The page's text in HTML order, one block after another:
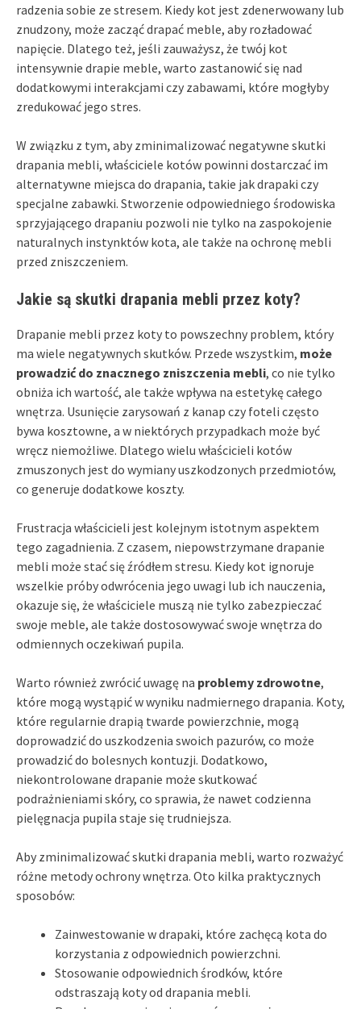
radzenia sobie ze stresem. Kiedy kot jest zdenerwowany lub
znudzony, może zacząć drapać meble, aby rozładować
napięcie. Dlatego też, jeśli zauważysz, że twój kot
intensywnie drapie meble, warto zastanowić się nad
dodatkowymi interakcjami czy zabawami, które mogłyby
zredukować jego stres.
W związku z tym, aby zminimalizować negatywne skutki
drapania mebli, właściciele kotów powinni dostarczać im
alternatywne miejsca do drapania, takie jak drapaki czy
specjalne zabawki. Stworzenie odpowiedniego środowiska
sprzyjającego drapaniu pozwoli nie tylko na zaspokojenie
naturalnych instynktów kota, ale także na ochronę mebli
przed zniszczeniem.
Jakie są skutki drapania mebli przez koty?
Drapanie mebli przez koty to powszechny problem, który
ma wiele negatywnych skutków. Przede wszystkim, może
prowadzić do znacznego zniszczenia mebli, co nie tylko
obniża ich wartość, ale także wpływa na estetykę całego
wnętrza. Usunięcie zarysowań z kanap czy foteli często
bywa kosztowne, a w niektórych przypadkach może być
wręcz niemożliwe. Dlatego wielu właścicieli kotów
zmuszonych jest do wymiany uszkodzonych przedmiotów,
co generuje dodatkowe koszty.
Frustracja właścicieli jest kolejnym istotnym aspektem
tego zagadnienia. Z czasem, niepowstrzymane drapanie
mebli może stać się źródłem stresu. Kiedy kot ignoruje
wszelkie próby odwrócenia jego uwagi lub ich nauczenia,
okazuje się, że właściciele muszą nie tylko zabezpieczać
swoje meble, ale także dostosowywać swoje wnętrza do
odmiennych oczekiwań pupila.
Warto również zwrócić uwagę na problemy zdrowotne,
które mogą wystąpić w wyniku nadmiernego drapania. Koty,
które regularnie drapią twarde powierzchnie, mogą
doprowadzić do uszkodzenia swoich pazurów, co może
prowadzić do bolesnych kontuzji. Dodatkowo,
niekontrolowane drapanie może skutkować
podrażnieniami skóry, co sprawia, że nawet codzienna
pielęgnacja pupila staje się trudniejsza.
Aby zminimalizować skutki drapania mebli, warto rozważyć
różne metody ochrony wnętrza. Oto kilka praktycznych
sposobów:
Zainwestowanie w drapaki, które zachęcą kota do
korzystania z odpowiednich powierzchni.
Stosowanie odpowiednich środków, które
odstraszają koty od drapania mebli.